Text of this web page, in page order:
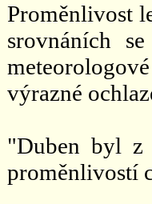
Proměnlivost
srovnáních
výrazné
"Duben byl z
proměnlivostí